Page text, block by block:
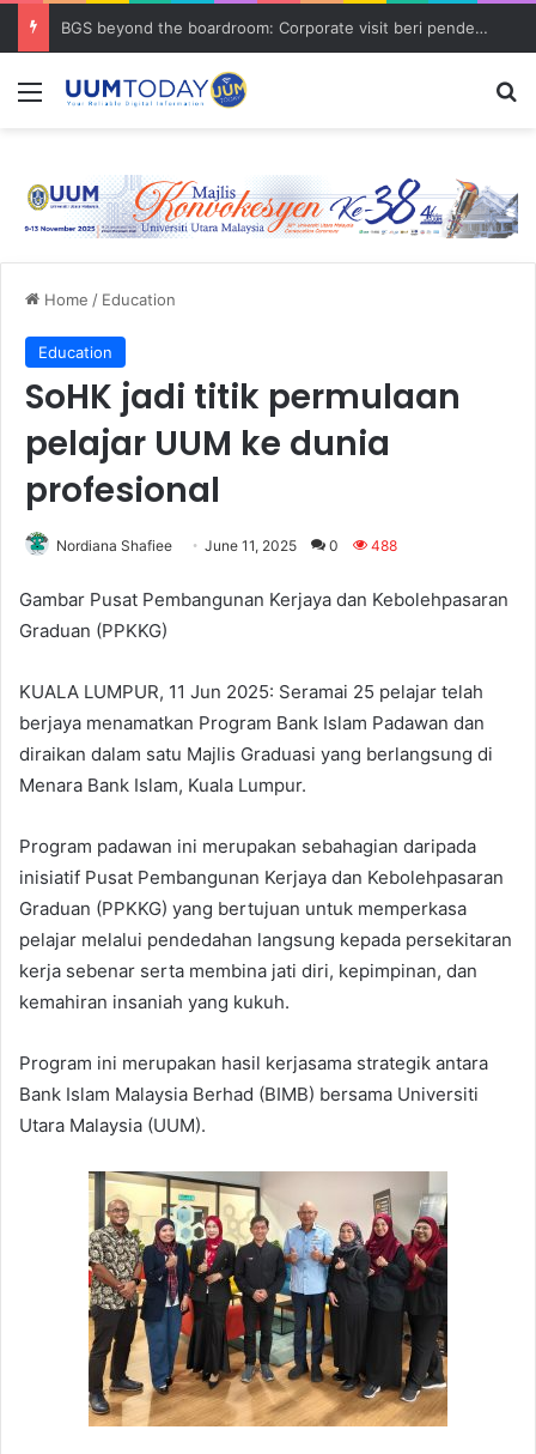
BGS beyond the boardroom: Corporate visit beri pendedahan dunia korporat kepada PELAJAR UUM
Menu
Home / Education
Education
SoHK jadi titik permulaan
pelajar UUM ke dunia
profesional
Nordiana Shafiee June 11, 2025 0 488
Gambar Pusat Pembangunan Kerjaya dan Kebolehpasaran
Graduan (PPKKG)
KUALA LUMPUR, 11 Jun 2025: Seramai 25 pelajar telah
berjaya menamatkan Program Bank Islam Padawan dan
diraikan dalam satu Majlis Graduasi yang berlangsung di
Menara Bank Islam, Kuala Lumpur.
Program padawan ini merupakan sebahagian daripada
inisiatif Pusat Pembangunan Kerjaya dan Kebolehpasaran
Graduan (PPKKG) yang bertujuan untuk memperkasa
pelajar melalui pendedahan langsung kepada persekitaran
kerja sebenar serta membina jati diri, kepimpinan, dan
kemahiran insaniah yang kukuh.
Program ini merupakan hasil kerjasama strategik antara
Bank Islam Malaysia Berhad (BIMB) bersama Universiti
Utara Malaysia (UUM).